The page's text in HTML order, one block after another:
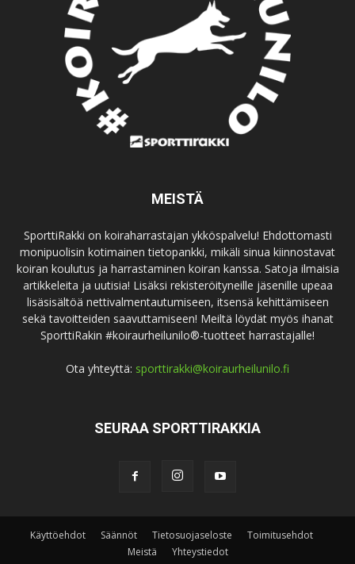
MEISTÄ
SporttiRakki on koiraharrastajan ykköspalvelu! Ehdottomasti
monipuolisin kotimainen tietopankki, mikäli sinua kiinnostavat
koiran koulutus ja harrastaminen koiran kanssa. Satoja ilmaisia
artikkeleita ja uutisia! Lisäksi rekisteröityneille jäsenille upeaa
lisäsisältöä nettivalmentautumiseen, itsensä kehittämiseen
sekä tavoitteiden saavuttamiseen! Meiltä löydät myös ihanat
SporttiRakin #koiraurheilunilo®-tuotteet harrastajalle!
Ota yhteyttä: sporttirakki@koiraurheilunilo.fi
SEURAA SPORTTIRAKKIA
Käyttöehdot Säännöt Tietosuojaseloste
Toimitusehdot
Meistä
Yhteystiedot